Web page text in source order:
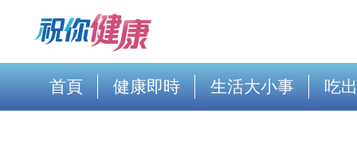
首頁 健康即時 生活大小事 吃